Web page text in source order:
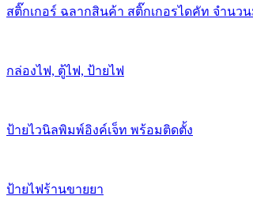
สติ๊กเกอร์ ฉลากสินค้า สติ๊กเกอรไดคัท จำนว
กล่องไฟ, ตู้ไฟ, ป้ายไฟ
ป้ายไวนิลพิมพ์อิงค์เจ็ท พร้อมติดตั้ง
ป้ายไฟร้านขายยา